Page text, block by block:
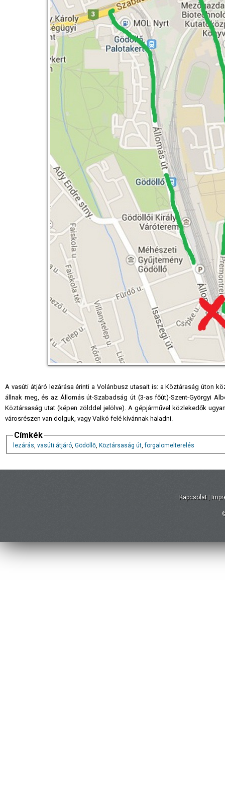
A vasúti átjáró lezárása érinti a Volánbusz utasait is: a Köztáraság úton
állnak meg, és az Állomás út-Szabadság út (3-as főút)-Szent-Györgyi
Köztársaság utat (képen zölddel jelölve). A gépjárművel közlekedők
városrészen van dolguk, vagy Valkó felé kívánnak haladni.
Címkék
lezárás, vasúti átjáró, Gödöllő, Köztársaság út,forgalomelterelés
Kapcsolat |